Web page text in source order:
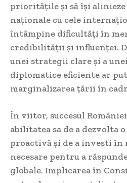
prioritățile și să își
naționale cu cele
întâmpine dificultăți în
credibilității și influenței.
unei strategii clare și a
diplomatice eficiente ar
marginalizarea țării în
În viitor, succesul
abilitatea sa de a dezvolta
proactivă și de a investi în
necesare pentru a
globale. Implicarea în